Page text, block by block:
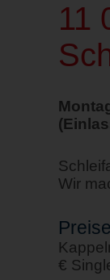
11
Wir
Preise
€